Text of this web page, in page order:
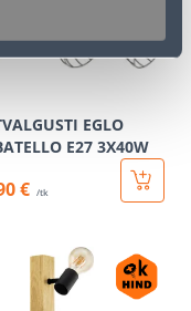
EGLO
E27 3X40W
€ /tk